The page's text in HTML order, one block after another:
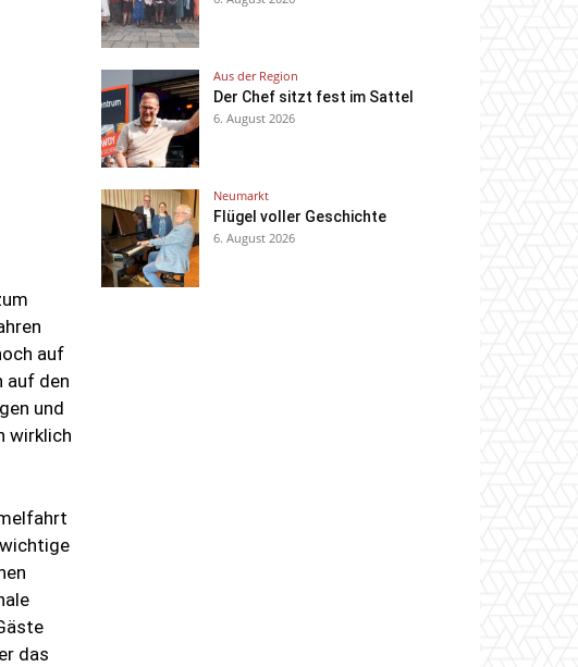
auf
auf den
und
wirklich
das
Aus der Region
Der Chef sitzt fest im Sattel
6. August 2026
Neumarkt
Flügel voller Geschichte
6. August 2026